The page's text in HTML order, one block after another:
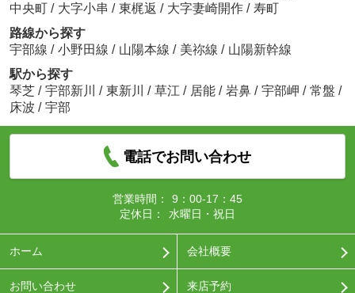
中央町 / 大字小串 / 東梶返 / 大字妻崎開作 / 寿町
路線から探す
宇部線 / 小野田線 / 山陽本線 / 美祢線 / 山陽新幹線
駅から探す
琴芝 / 宇部新川 / 東新川 / 草江 / 居能 / 岩鼻 / 宇部岬 / 常盤 /
床波 / 宇部
電話でお問い合わせ
営業時間：
9：00-17：45
定休日：
水曜日・祝日
ホーム 会社概要
お問い合わせ 来店予約